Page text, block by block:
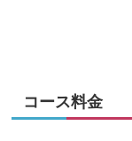
コース料金